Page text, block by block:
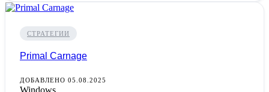
СТРАТЕГИИ
Primal Carnage
ДОБАВЛЕНО 05.08.2025